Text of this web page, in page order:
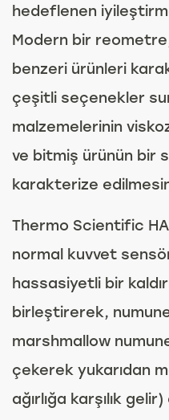
hedeflenen
Modern bir
benzeri ürünleri
çeşitli seçenekler
malzemelerinin
ve bitmiş ürünün bir
karakterize
Thermo Scientific
normal kuvvet
hassasiyetli bir
birleştirerek,
marshmallow
çekerek yukarıdan
ağırlığa karşılık